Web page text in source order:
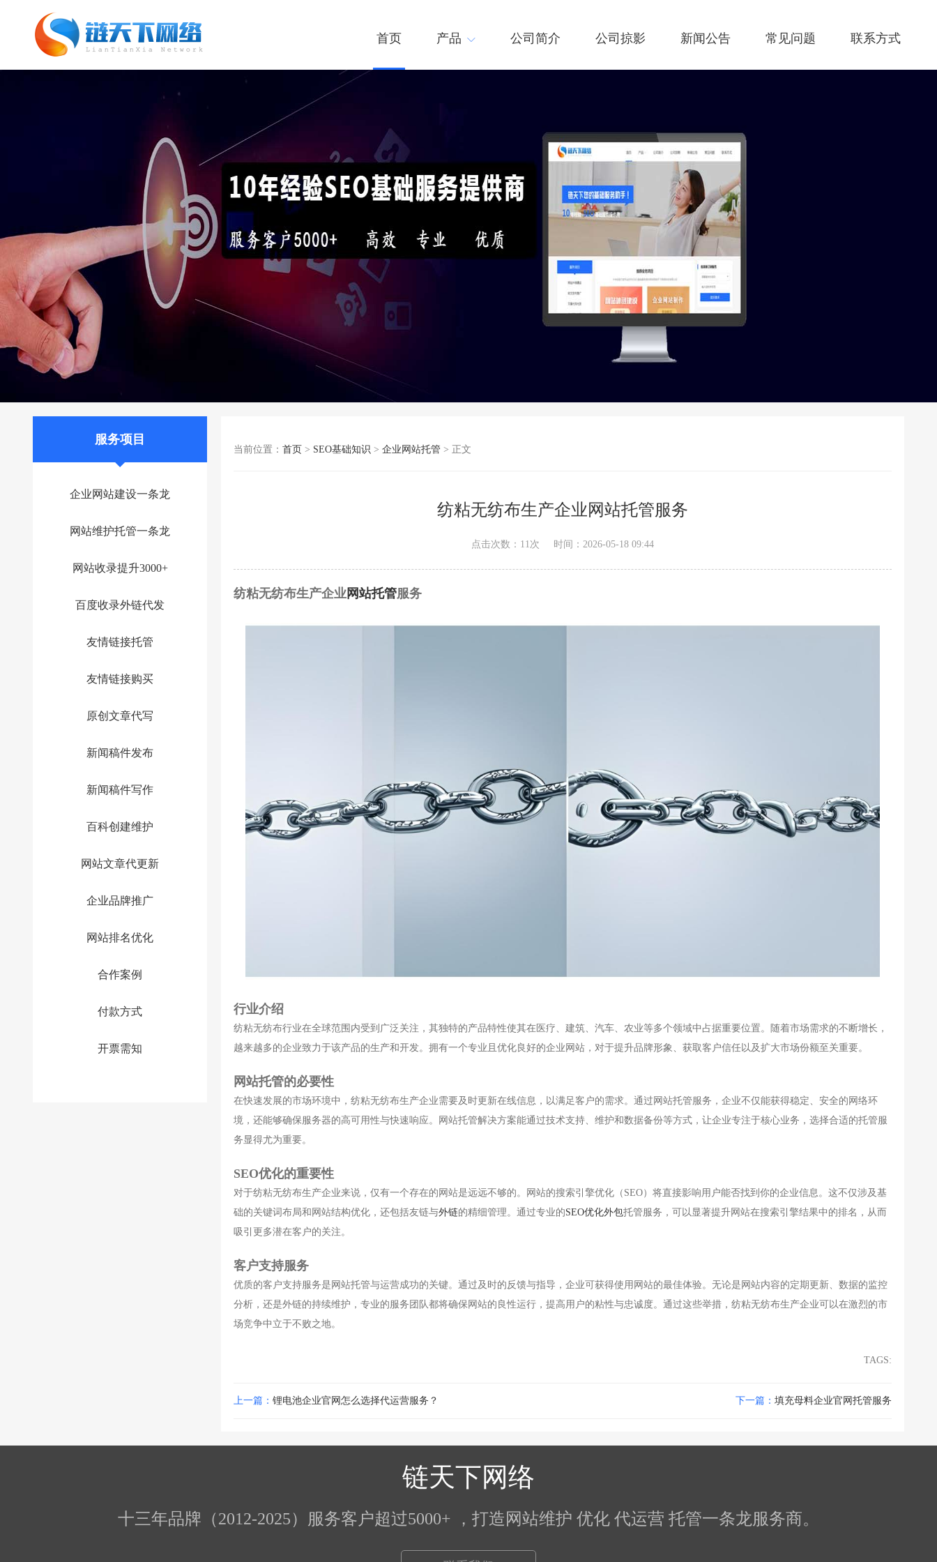
网站托管_网站托管代运营_SEO优化外
包服务「链天下网络科技有限公司」
首页 产品 公司简介 公司掠影 新闻公告 常见问题 联系方式
服务项目
企业网站建设一条龙
网站维护托管一条龙
网站收录提升3000+
百度收录外链代发
友情链接托管
友情链接购买
原创文章代写
新闻稿件发布
新闻稿件写作
百科创建维护
网站文章代更新
企业品牌推广
网站排名优化
合作案例
付款方式
开票需知
当前位置： 首页 > SEO基础知识 > 企业网站托管 > 正文
纺粘无纺布生产企业网站托管服务
点击次数： 11次 时间：2026-05-18 09:44
纺粘无纺布生产企业网站托管服务
行业介绍
纺粘无纺布行业在全球范围内受到广泛关注，其独特的产品特性使其在医疗、建筑、汽车、农业等多个领域中占据重要位置。随着市场需求的不断增长，
越来越多的企业致力于该产品的生产和开发。拥有一个专业且优化良好的企业网站，对于提升品牌形象、获取客户信任以及扩大市场份额至关重要。
网站托管的必要性
在快速发展的市场环境中，纺粘无纺布生产企业需要及时更新在线信息，以满足客户的需求。通过网站托管服务，企业不仅能获得稳定、安全的网络环
境，还能够确保服务器的高可用性与快速响应。网站托管解决方案能通过技术支持、维护和数据备份等方式，让企业专注于核心业务，选择合适的托管服
务显得尤为重要。
SEO优化的重要性
对于纺粘无纺布生产企业来说，仅有一个存在的网站是远远不够的。网站的搜索引擎优化（SEO）将直接影响用户能否找到你的企业信息。这不仅涉及基
础的关键词布局和网站结构优化，还包括友链与外链的精细管理。通过专业的SEO优化外包托管服务，可以显著提升网站在搜索引擎结果中的排名，从而
吸引更多潜在客户的关注。
客户支持服务
优质的客户支持服务是网站托管与运营成功的关键。通过及时的反馈与指导，企业可获得使用网站的最佳体验。无论是网站内容的定期更新、数据的监控
分析，还是外链的持续维护，专业的服务团队都将确保网站的良性运行，提高用户的粘性与忠诚度。通过这些举措，纺粘无纺布生产企业可以在激烈的市
场竞争中立于不败之地。
TAGS:
上一篇： 锂电池企业官网怎么选择代运营服务？ 下一篇： 填充母料企业官网托管服务
链天下网络
十三年品牌（2012-2025）服务客户超过5000+ ，打造网站维护 优化 代运营 托管一条龙服务商。